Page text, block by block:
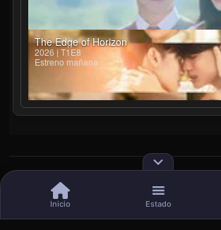
The Edge of Horizon
2026 | T1E8
Estreno mañana
Inicio Estado